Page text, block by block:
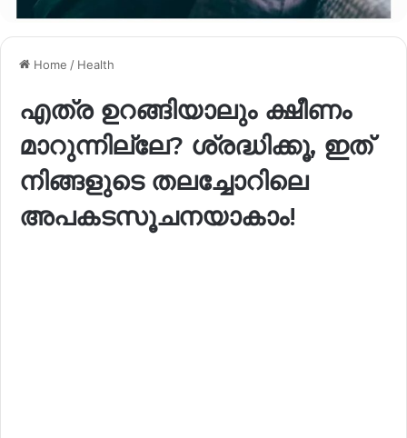
Home / Health
എത്ര ഉറങ്ങിയാലും ക്ഷീണം
മാറുന്നില്ലേ? ശ്രദ്ധിക്കൂ, ഇത്
നിങ്ങളുടെ തലച്ചോറിലെ
അപകടസൂചനയാകാം!